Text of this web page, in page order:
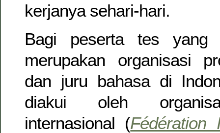
kerjanya sehari-hari.
Bagi peserta tes yang
merupakan organisasi
dan juru bahasa di
diakui oleh
internasional (Fédération